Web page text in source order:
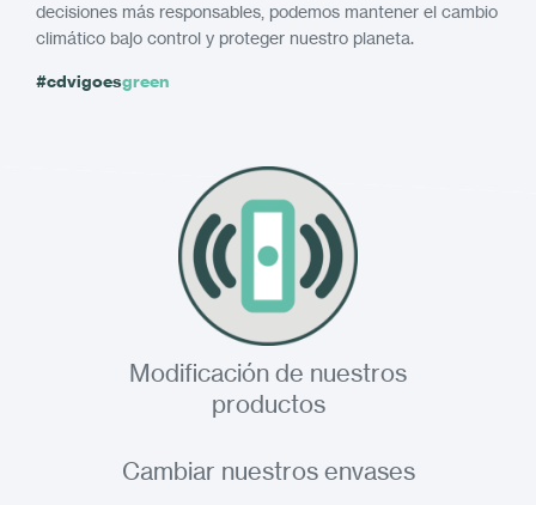
decisiones más responsables, podemos mantener el cambio
climático bajo control y proteger nuestro planeta.
#cdvigoesgreen
Modificación de nuestros
productos
Cambiar nuestros envases